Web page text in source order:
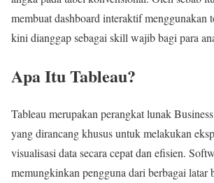
membuat dashboard interaktif menggunakan
kini dianggap sebagai skill wajib bagi para
Apa Itu Tableau?
Tableau merupakan perangkat lunak
yang dirancang khusus untuk melakukan
visualisasi data secara cepat dan efisien.
memungkinkan pengguna dari berbagai